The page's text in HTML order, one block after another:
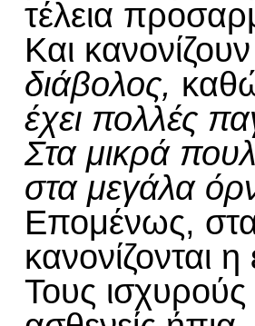
τέλεια
Και
διάβολος,
έχει πολλές
Στα μικρά
στα μεγάλα
Επομένως,
κανονίζονται
Τους